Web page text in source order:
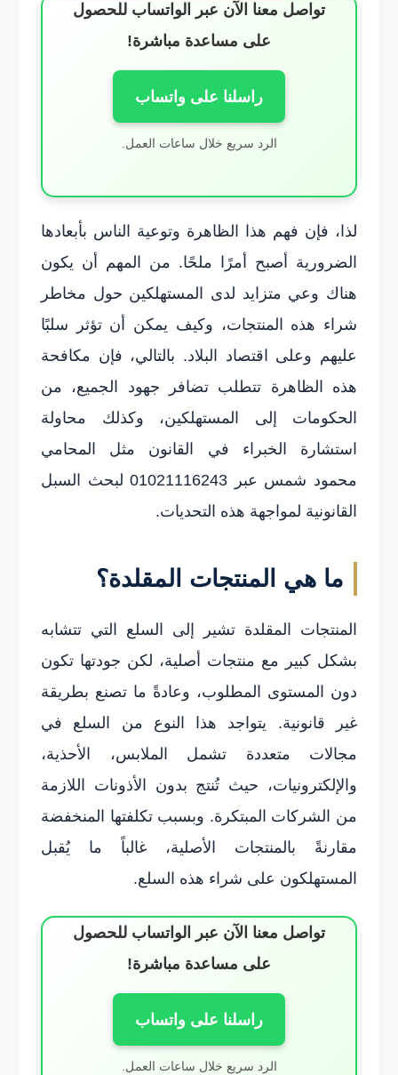
تواصل معنا الآن عبر الواتساب للحصول
على مساعدة مباشرة!
راسلنا على واتساب
الرد سريع خلال ساعات العمل.
لذا، فإن فهم هذا الظاهرة وتوعية الناس بأبعادها
الضرورية أصبح أمرًا ملحًا. من المهم أن يكون
هناك وعي متزايد لدى المستهلكين حول مخاطر
شراء هذه المنتجات، وكيف يمكن أن تؤثر سلبًا
عليهم وعلى اقتصاد البلاد. بالتالي، فإن مكافحة
هذه الظاهرة تتطلب تضافر جهود الجميع، من
الحكومات إلى المستهلكين، وكذلك محاولة
استشارة الخبراء في القانون مثل المحامي
محمود شمس عبر 01021116243 لبحث السبل
القانونية لمواجهة هذه التحديات.
ما هي المنتجات المقلدة؟
المنتجات المقلدة تشير إلى السلع التي تتشابه
بشكل كبير مع منتجات أصلية، لكن جودتها تكون
دون المستوى المطلوب، وعادةً ما تصنع بطريقة
غير قانونية. يتواجد هذا النوع من السلع في
مجالات متعددة تشمل الملابس، الأحذية،
والإلكترونيات، حيث تُنتج بدون الأذونات اللازمة
من الشركات المبتكرة. وبسبب تكلفتها المنخفضة
مقارنةً بالمنتجات الأصلية، غالباً ما يُقبل
المستهلكون على شراء هذه السلع.
تواصل معنا الآن عبر الواتساب للحصول
على مساعدة مباشرة!
راسلنا على واتساب
الرد سريع خلال ساعات العمل.